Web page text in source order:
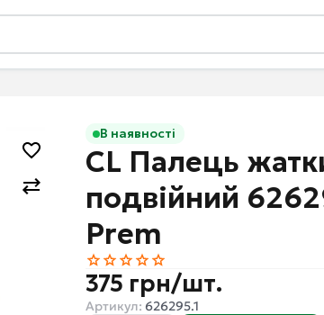
В наявності
CL Палець
подвійний
Prem
375 грн/шт.
Артикул: 626295.1